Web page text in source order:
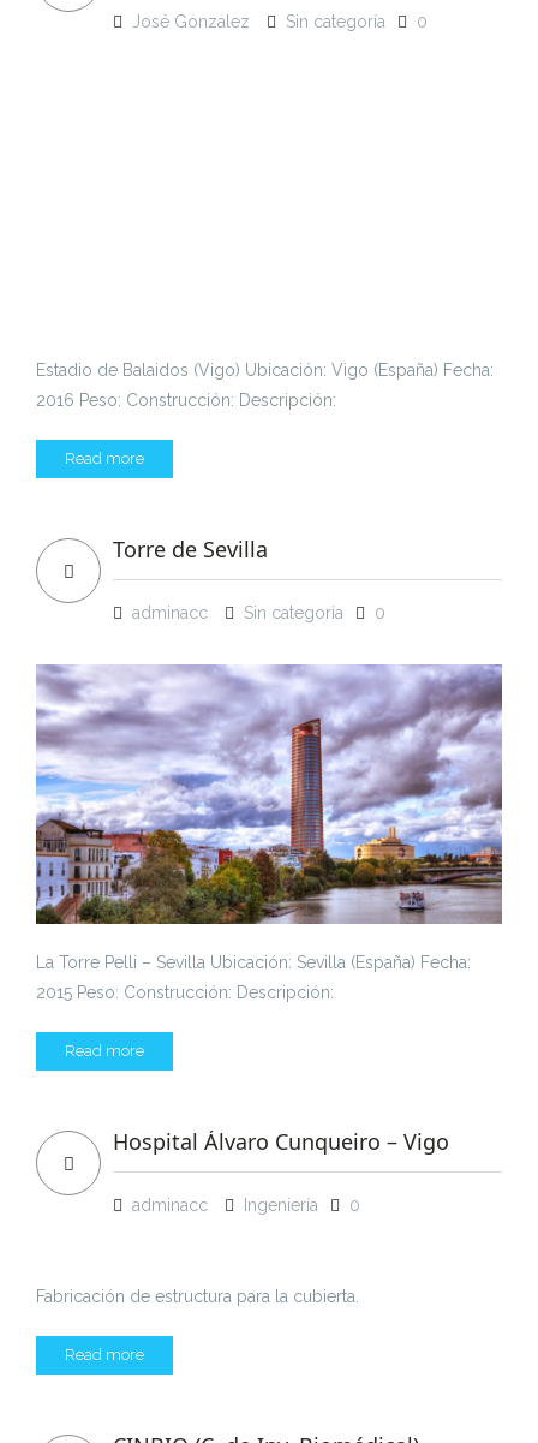
José Gonzalez Sin categoría 0
Estadio de Balaidos (Vigo) Ubicación: Vigo (España) Fecha:
2016 Peso: Construcción: Descripción:
Read more
Torre de Sevilla
adminacc Sin categoría 0
La Torre Pelli – Sevilla Ubicación: Sevilla (España) Fecha:
2015 Peso: Construcción: Descripción:
Read more
Hospital Álvaro Cunqueiro – Vigo
adminacc Ingeniería 0
Fabricación de estructura para la cubierta.
Read more